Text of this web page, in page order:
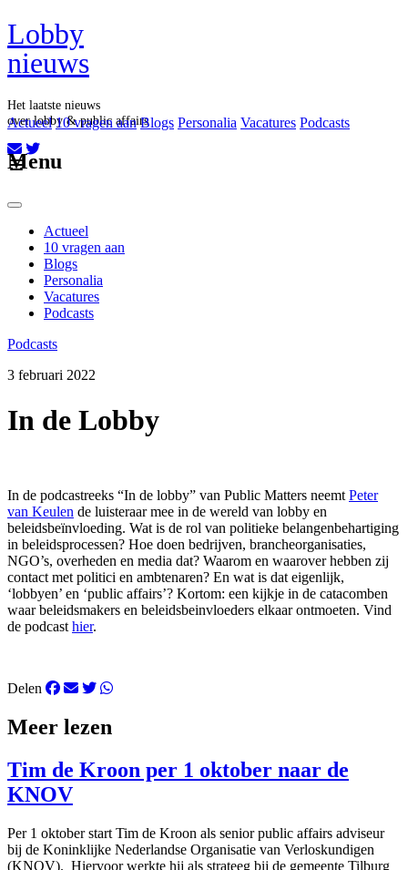
Lobby
nieuws
Het laatste nieuws
over lobby & public affairs
Aboneer op onze nieuwsbrief
Actueel 10 vragen aan Blogs Personalia Vacatures Podcasts
Menu
Actueel
10 vragen aan
Blogs
Personalia
Vacatures
Podcasts
Podcasts
3 februari 2022
In de Lobby
In de podcastreeks “In de lobby” van Public Matters neemt Peter
van Keulen de luisteraar mee in de wereld van lobby en
beleidsbeïnvloeding. Wat is de rol van politieke belangenbehartiging
in beleidsprocessen? Hoe doen bedrijven, brancheorganisaties,
NGO’s, overheden en media dat? Waarom en waarover hebben zij
contact met politici en ambtenaren? En wat is dat eigenlijk,
‘lobbyen’ en ‘public affairs’? Kortom: een kijkje in de catacomben
waar beleidsmakers en beleidsbeinvloeders elkaar ontmoeten. Vind
de podcast hier.
Delen
Meer lezen
Tim de Kroon per 1 oktober naar de
KNOV
Per 1 oktober start Tim de Kroon als senior public affairs adviseur
bij de Koninklijke Nederlandse Organisatie van Verloskundigen
(KNOV). Hiervoor werkte hij als strateeg bij de gemeente Tilburg